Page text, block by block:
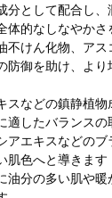
分として配合し
体的なしなやかさ
不けん化物、ア
防御を助け、よ
スなどの鎮静植
適したバランス
アエキスなどの
肌色へと導きます
油分の多い肌や